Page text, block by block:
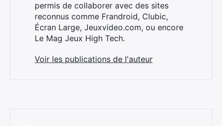
permis de collaborer avec des sites
reconnus comme Frandroid, Clubic,
Écran Large, Jeuxvideo.com, ou encore
Le Mag Jeux High Tech.
Voir les publications de l'auteur